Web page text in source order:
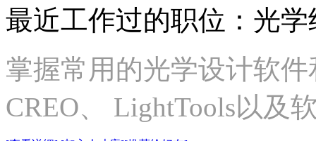
最近工作过的职位：光
掌握常用的光学设计软
CREO、 LightTools以及